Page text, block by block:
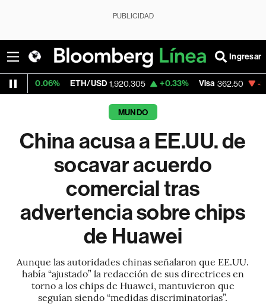
PUBLICIDAD
Ingresar
ETH/USD 1,920.305 +0.33% Visa 362.50 -2.15%
MUNDO
China acusa a EE.UU. de
socavar acuerdo
comercial tras
advertencia sobre chips
de Huawei
Aunque las autoridades chinas señalaron que EE.UU.
había “ajustado” la redacción de sus directrices en
torno a los chips de Huawei, mantuvieron que
seguían siendo “medidas discriminatorias”.